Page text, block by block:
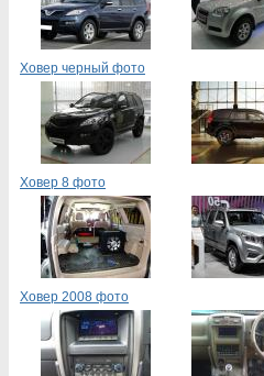
Ховер черный фото
Ховер 8 фото
Ховер 2008 фото